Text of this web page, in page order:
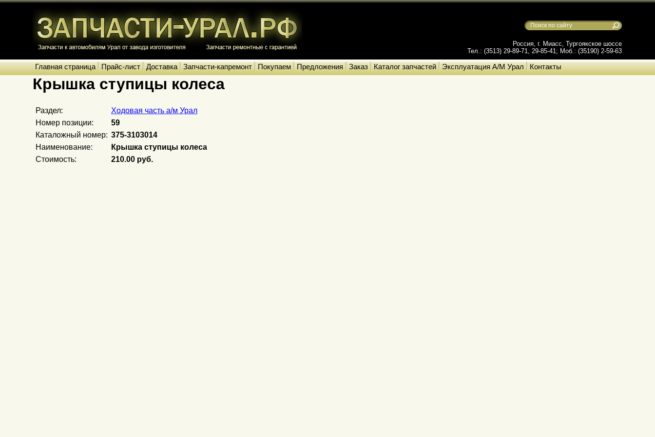
Россия, г. Миасс, Тургоякское шоссе
Тел.: (3513) 29-89-71, 29-85-41; Моб.: (35190) 2-59-63
Главная страница Прайс-лист Доставка Запчасти-капремонт Покупаем Предложения Заказ Каталог запчастей Эксплуатация А/М Урал Контакты
Крышка ступицы колеса
Раздел:
Ходовая часть а/м Урал
Номер позиции:
59
Каталожный номер: 375-3103014
Наименование:
Крышка ступицы колеса
Стоимость:
210.00 руб.